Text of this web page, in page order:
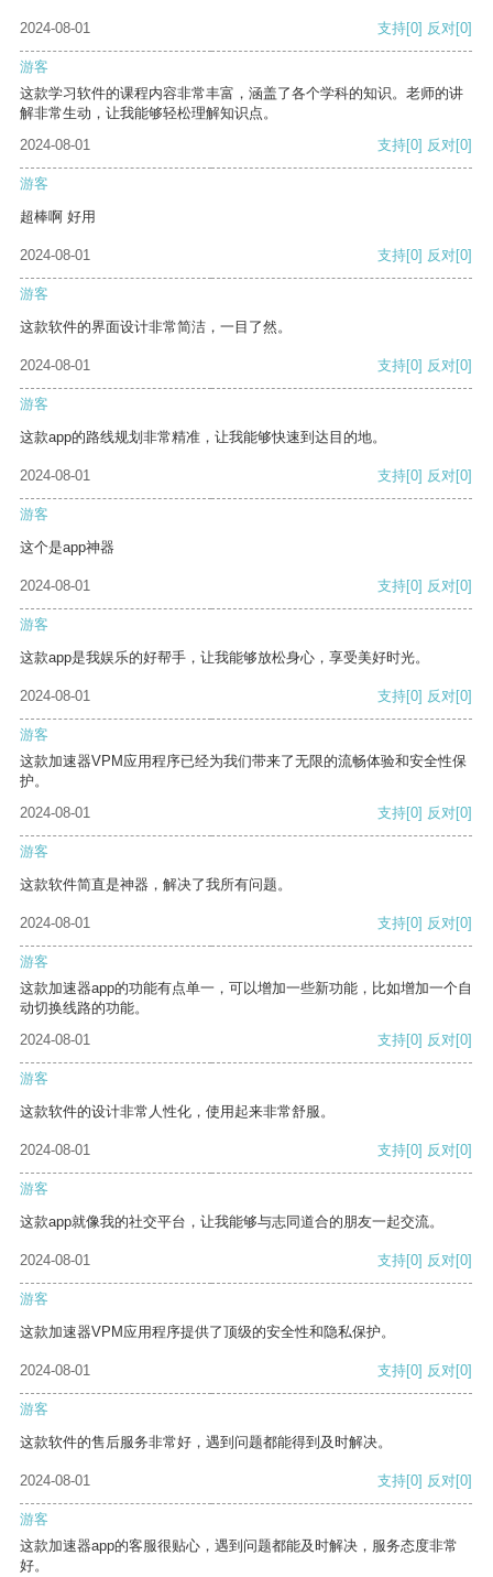
2024-08-01 支持[0] 反对[0]
游客
这款学习软件的课程内容非常丰富，涵盖了各个学科的知识。老师的讲
解非常生动，让我能够轻松理解知识点。
2024-08-01
支持[0] 反对[0]
游客
超棒啊 好用
2024-08-01 支持[0] 反对[0]
游客
这款软件的界面设计非常简洁，一目了然。
2024-08-01 支持[0] 反对[0]
游客
这款app的路线规划非常精准，让我能够快速到达目的地。
2024-08-01 支持[0] 反对[0]
游客
这个是app神器
2024-08-01 支持[0] 反对[0]
游客
这款app是我娱乐的好帮手，让我能够放松身心，享受美好时光。
2024-08-01 支持[0] 反对[0]
游客
这款加速器VPM应用程序已经为我们带来了无限的流畅体验和安全性保
护。
2024-08-01
支持[0] 反对[0]
游客
这款软件简直是神器，解决了我所有问题。
2024-08-01 支持[0] 反对[0]
游客
这款加速器app的功能有点单一，可以增加一些新功能，比如增加一个自
动切换线路的功能。
2024-08-01
支持[0] 反对[0]
游客
这款软件的设计非常人性化，使用起来非常舒服。
2024-08-01 支持[0] 反对[0]
游客
这款app就像我的社交平台，让我能够与志同道合的朋友一起交流。
2024-08-01 支持[0] 反对[0]
游客
这款加速器VPM应用程序提供了顶级的安全性和隐私保护。
2024-08-01 支持[0] 反对[0]
游客
这款软件的售后服务非常好，遇到问题都能得到及时解决。
2024-08-01 支持[0] 反对[0]
游客
这款加速器app的客服很贴心，遇到问题都能及时解决，服务态度非常
好。